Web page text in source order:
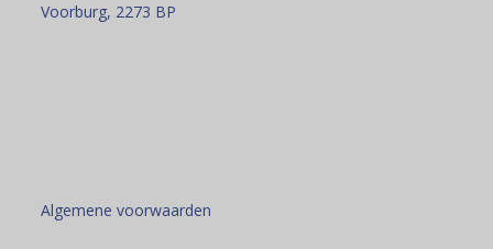
Voorburg, 2273 BP
Algemene voorwaarden